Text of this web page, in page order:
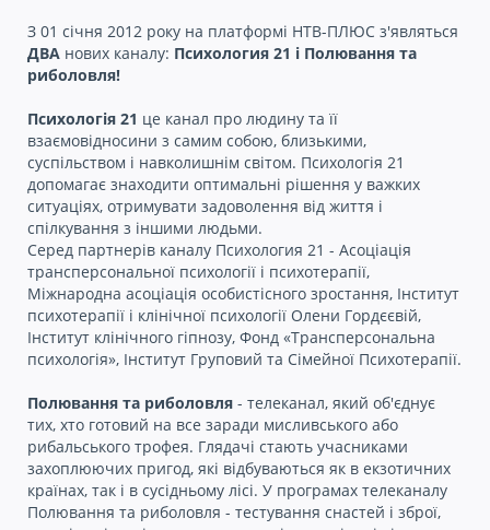
З 01 січня 2012 року на платформі НТВ-ПЛЮС з'являться
ДВА нових каналу: Психология 21 і Полювання та
риболовля!
Психологія 21 це канал про людину та її
взаємовідносини з самим собою, близькими,
суспільством і навколишнім світом. Психологія 21
допомагає знаходити оптимальні рішення у важких
ситуаціях, отримувати задоволення від життя і
спілкування з іншими людьми.
Серед партнерів каналу Психология 21 - Асоціація
трансперсональної психології і психотерапії,
Міжнародна асоціація особистісного зростання, Інститут
психотерапії і клінічної психології Олени Гордєєвій,
Інститут клінічного гіпнозу, Фонд «Трансперсональна
психологія», Інститут Груповий та Сімейної Психотерапії.
Полювання та риболовля - телеканал, який об'єднує
тих, хто готовий на все заради мисливського або
рибальського трофея. Глядачі стають учасниками
захоплюючих пригод, які відбуваються як в екзотичних
країнах, так і в сусідньому лісі. У програмах телеканалу
Полювання та риболовля - тестування снастей і зброї,